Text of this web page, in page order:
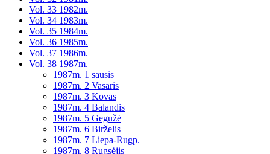
Vol. 33 1982m.
Vol. 34 1983m.
Vol. 35 1984m.
Vol. 36 1985m.
Vol. 37 1986m.
Vol. 38 1987m.
1987m. 1 sausis
1987m. 2 Vasaris
1987m. 3 Kovas
1987m. 4 Balandis
1987m. 5 Gegužė
1987m. 6 Birželis
1987m. 7 Liepa-Rugp.
1987m. 8 Rugsėjis